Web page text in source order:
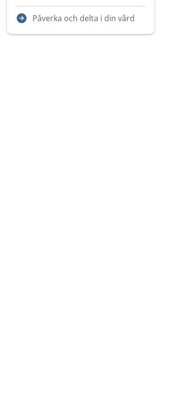
Påverka och delta i din vård